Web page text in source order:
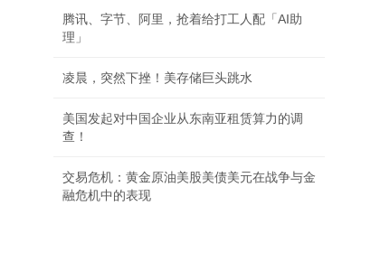
腾讯、字节、阿里，抢着给打工人配「AI助
理」
凌晨，突然下挫！美存储巨头跳水
美国发起对中国企业从东南亚租赁算力的调
查！
交易危机：黄金原油美股美债美元在战争与金
融危机中的表现